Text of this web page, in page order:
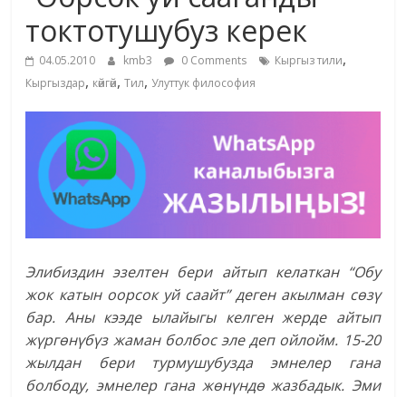
маданияты
жана
адабияты
токтотушубуз керек
04.05.2010 kmb3 0 Comments Кыргыз тили,
Кыргыздар, көйгөй,Тил, Улуттук философия
Элибиздин эзелтен бери айтып келаткан “Обу
жок катын оорсок уй саайт” деген акылман сөзү
бар. Аны кээде ылайыгы келген жерде айтып
жүргөнүбүз жаман болбос эле деп ойлойм. 15-20
жылдан бери турмушубузда эмнелер гана
болбоду, эмнелер гана жөнүндө жазбадык. Эми